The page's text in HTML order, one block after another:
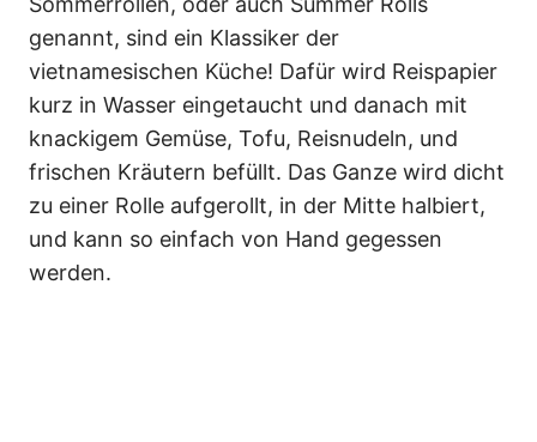
genannt, sind ein Klassiker der
vietnamesischen Küche! Dafür wird Reispapier
kurz in Wasser eingetaucht und danach mit
knackigem Gemüse, Tofu, Reisnudeln, und
frischen Kräutern befüllt. Das Ganze wird dicht
zu einer Rolle aufgerollt, in der Mitte halbiert,
und kann so einfach von Hand gegessen
werden.